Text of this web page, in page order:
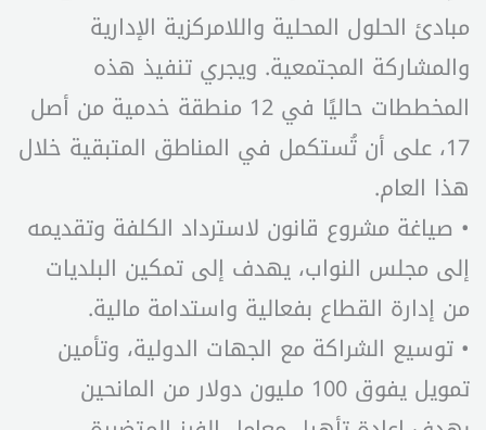
مبادئ الحلول المحلية واللامركزية الإدارية
والمشاركة المجتمعية. ويجري تنفيذ هذه
المخططات حاليًا في 12 منطقة خدمية من أصل
17، على أن تُستكمل في المناطق المتبقية خلال
هذا العام.
• صياغة مشروع قانون لاسترداد الكلفة وتقديمه
إلى مجلس النواب، يهدف إلى تمكين البلديات
من إدارة القطاع بفعالية واستدامة مالية.
• توسيع الشراكة مع الجهات الدولية، وتأمين
تمويل يفوق 100 مليون دولار من المانحين